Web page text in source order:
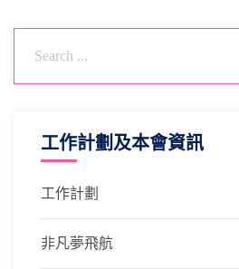
工作計劃及本會資訊
工作計劃
非凡夢飛航